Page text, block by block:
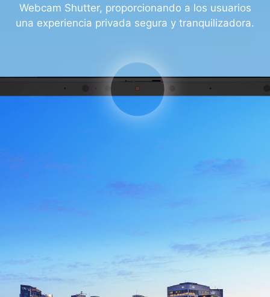
Webcam Shutter, proporcionando a los usuarios
una experiencia privada segura y tranquilizadora.